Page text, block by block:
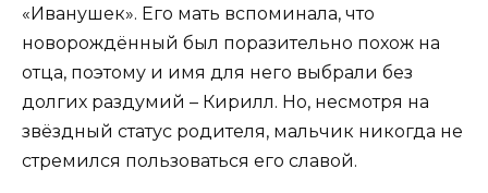
«Иванушек». Его мать вспоминала, что
новорождённый был поразительно похож на
отца, поэтому и имя для него выбрали без
долгих раздумий – Кирилл. Но, несмотря на
звёздный статус родителя, мальчик никогда не
стремился пользоваться его славой.